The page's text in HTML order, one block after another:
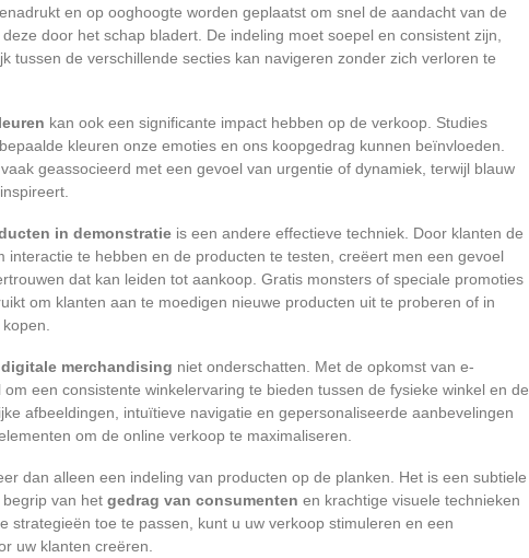
en op ooghoogte worden geplaatst om snel de aandacht van de
door het schap bladert. De indeling moet soepel en consistent zijn,
tussen de verschillende secties kan navigeren zonder zich verloren te
kan ook een significante impact hebben op de verkoop. Studies
kleuren onze emoties en ons koopgedrag kunnen beïnvloeden.
geassocieerd met een gevoel van urgentie of dynamiek, terwijl blauw
in demonstratie is een andere effectieve techniek. Door klanten de
interactie te hebben en de producten te testen, creëert men een gevoel
dat kan leiden tot aankoop. Gratis monsters of speciale promoties
om klanten aan te moedigen nieuwe producten uit te proberen of in
digitale merchandising niet onderschatten. Met de opkomst van e-
een consistente winkelervaring te bieden tussen de fysieke winkel en de
afbeeldingen, intuïtieve navigatie en gepersonaliseerde aanbevelingen
om de online verkoop te maximaliseren.
dan alleen een indeling van producten op de planken. Het is een subtiele
van het gedrag van consumenten en krachtige visuele technieken
strategieën toe te passen, kunt u uw verkoop stimuleren en een
uw klanten creëren.